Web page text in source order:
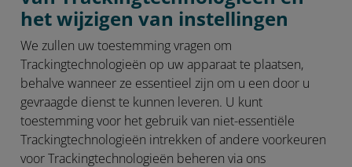
het wijzigen van instellingen
We zullen uw toestemming vragen om
Trackingtechnologieën op uw apparaat te plaatsen,
behalve wanneer ze essentieel zijn om u een door u
gevraagde dienst te kunnen leveren. U kunt
toestemming voor het gebruik van niet-essentiële
Trackingtechnologieën intrekken of andere voorkeuren
voor Trackingtechnologieën beheren via ons